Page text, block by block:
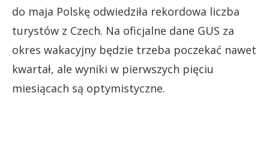
do maja Polskę odwiedziła rekordowa liczba
turystów z Czech. Na oficjalne dane GUS za
okres wakacyjny będzie trzeba poczekać nawet
kwartał, ale wyniki w pierwszych pięciu
miesiącach są optymistyczne.